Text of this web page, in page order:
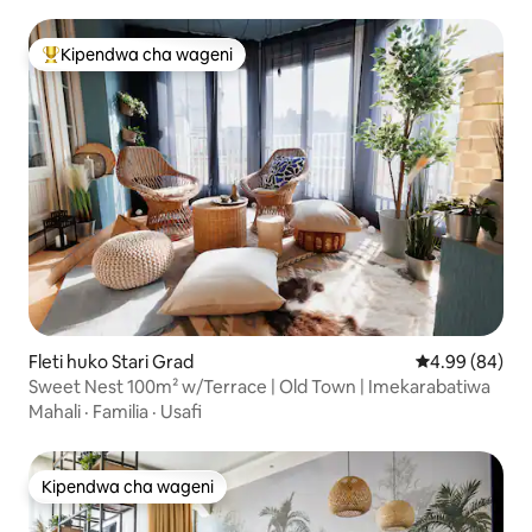
Kipendwa maarufu cha wageni
Kipendwa cha wageni
Fleti huko Stari Grad Ukadiriaji wa
4.99 (84)
Sweet Nest 100m² w/Terrace | Old Town | Imekarabatiwa
Mahali · Familia · Usafi
Kipendwa cha wageni
Kipendwa cha wageni